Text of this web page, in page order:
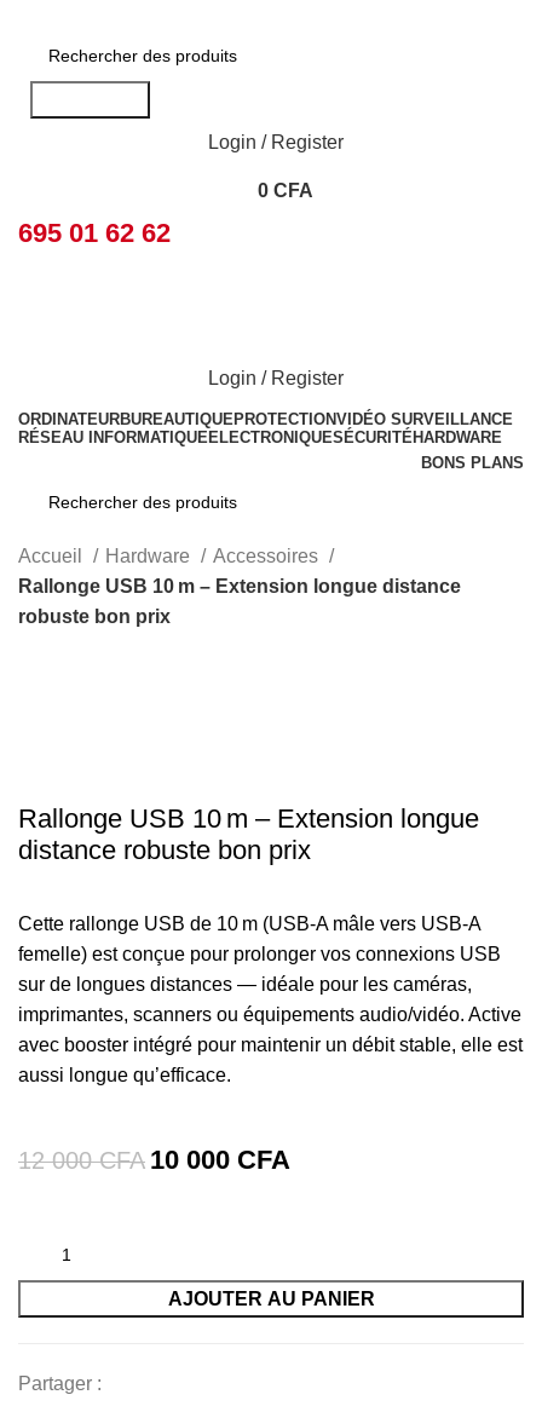
Login / Register
0 CFA
695 01 62 62
Login / Register
ORDINATEURBUREAUTIQUEPROTECTIONVIDÉO SURVEILLANCE
RÉSEAU INFORMATIQUEELECTRONIQUESÉCURITÉHARDWARE
BONS PLANS
Rechercher
Accueil Hardware
Accessoires
Rallonge USB 10 m – Extension longue distance
robuste bon prix
Rallonge USB 10 m – Extension longue
distance robuste bon prix
Cette rallonge USB de 10 m (USB-A mâle vers USB-A
femelle) est conçue pour prolonger vos connexions USB
sur de longues distances — idéale pour les caméras,
imprimantes, scanners ou équipements audio/vidéo. Active
avec booster intégré pour maintenir un débit stable, elle est
aussi longue qu’efficace.
12 000CFA 10 000 CFA
AJOUTER AU PANIER
Partager :